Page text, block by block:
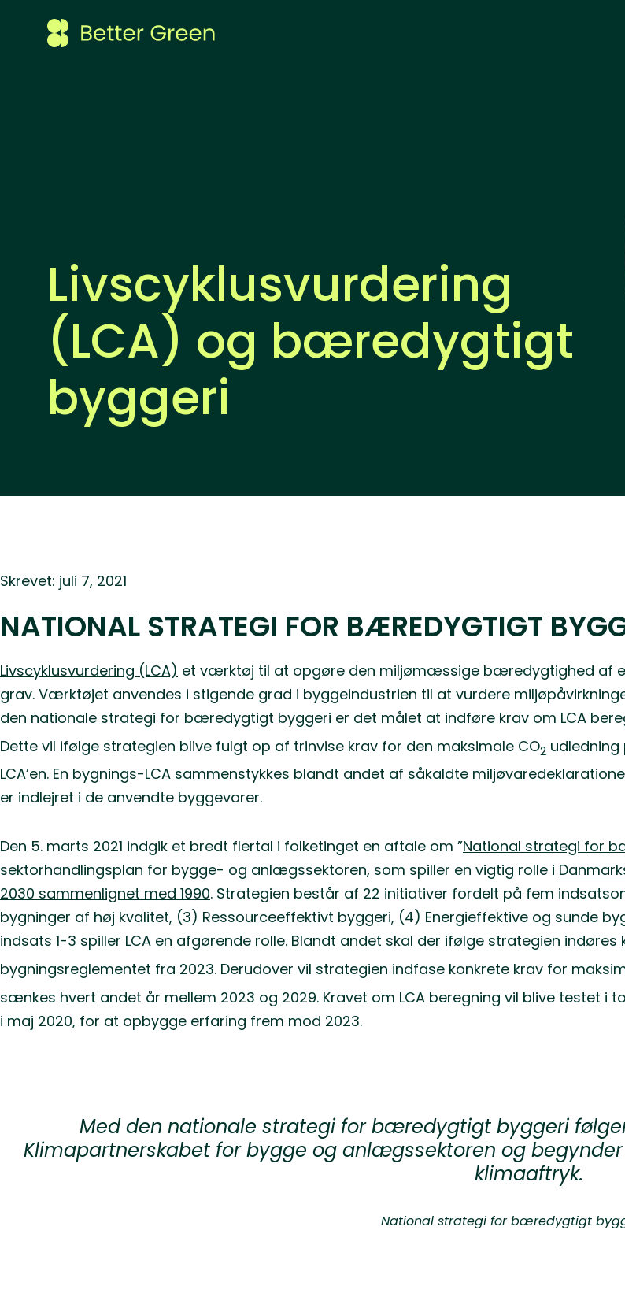
Livscyklusvurdering
(LCA) og bæredygtigt
byggeri
Skrevet: juli 7, 2021
NATIONAL STRATEGI FOR BÆREDYGTIGT
Livscyklusvurdering (LCA) et værktøj til at opgøre den miljømæssige bæredygtighed af
grav. Værktøjet anvendes i stigende grad i byggeindustrien til at vurdere
den nationale strategi for bæredygtigt byggeri er det målet at indføre krav om LCA
Dette vil ifølge strategien blive fulgt op af trinvise krav for den maksimale CO2 udledning
LCA’en. En bygnings-LCA sammenstykkes blandt andet af såkaldte
er indlejret i de anvendte byggevarer.
Den 5. marts 2021 indgik et bredt flertal i folketinget en aftale om ”National strategi for
sektorhandlingsplan for bygge- og anlægssektoren, som spiller en vigtig rolle i
2030 sammenlignet med 1990. Strategien består af 22 initiativer fordelt på fem
bygninger af høj kvalitet, (3) Ressourceeffektivt byggeri, (4) Energieffektive og sunde
indsats 1-3 spiller LCA en afgørende rolle. Blandt andet skal der ifølge strategien
bygningsreglementet fra 2023. Derudover vil strategien indfase konkrete krav for
sænkes hvert andet år mellem 2023 og 2029. Kravet om LCA beregning vil blive testet i
i maj 2020, for at opbygge erfaring frem mod 2023.
Med den nationale strategi for bæredygtigt byggeri
Klimapartnerskabet for bygge og anlægssektoren og
klimaaftryk.
National strategi for bæredygtigt